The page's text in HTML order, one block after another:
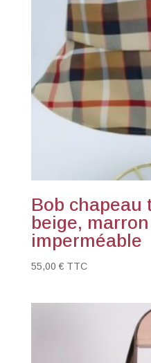
Bob chapeau
beige,
imperméable
55,00€ TTC